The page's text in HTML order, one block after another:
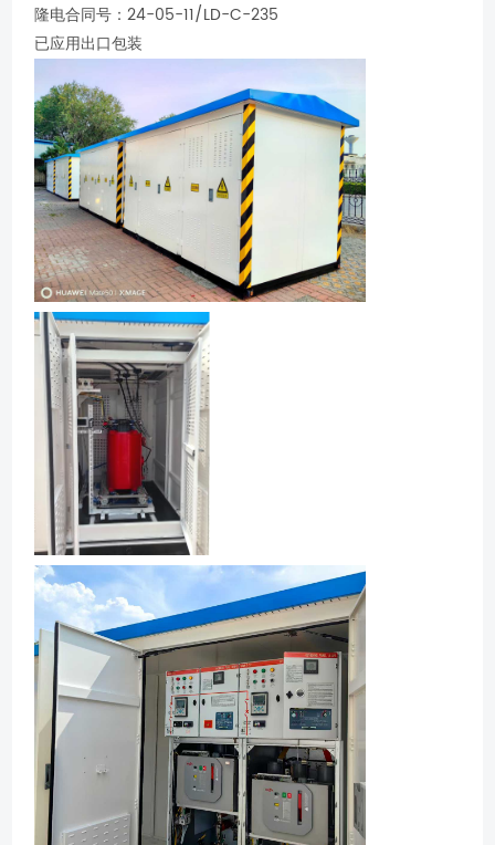
隆电合同号：24-05-11/LD-C-235
已应用出口包装